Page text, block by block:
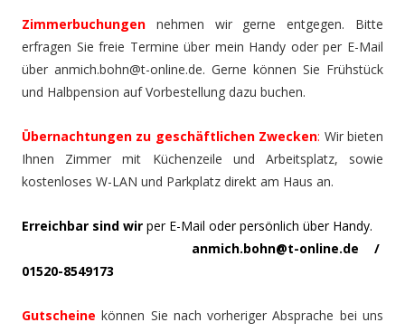
Zimmerbuchungen nehmen wir gerne entgegen. Bitte
erfragen Sie freie Termine über mein Handy oder per E-Mail
über anmich.bohn@t-online.de. Gerne können Sie Frühstück
und Halbpension auf Vorbestellung dazu buchen.
Übernachtungen zu geschäftlichen Zwecken: Wir bieten
Ihnen Zimmer mit Küchenzeile und Arbeitsplatz, sowie
kostenloses W-LAN und Parkplatz direkt am Haus an.
Erreichbar sind wir per E-Mail oder persönlich über Handy.
anmich.bohn@t-online.de /
01520-8549173
Gutscheine können Sie nach vorheriger Absprache bei uns